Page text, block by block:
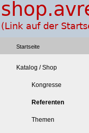
Startseite
Katalog / Shop
Kongresse
Referenten
Themen